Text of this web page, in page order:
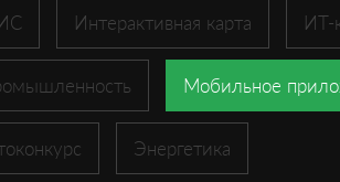
Интерактивная карта ИТ-
Мобильное
Энергетика